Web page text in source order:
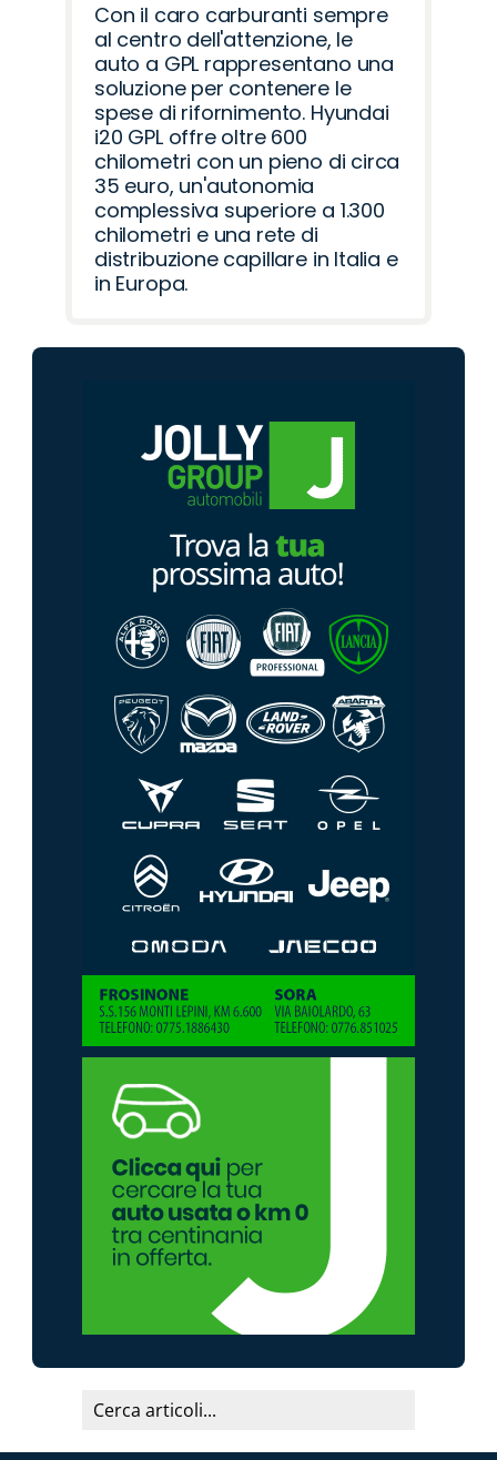
Con il caro carburanti sempre
al centro dell'attenzione, le
auto a GPL rappresentano una
soluzione per contenere le
spese di rifornimento. Hyundai
i20 GPL offre oltre 600
chilometri con un pieno di circa
35 euro, un'autonomia
complessiva superiore a 1.300
chilometri e una rete di
distribuzione capillare in Italia e
in Europa.